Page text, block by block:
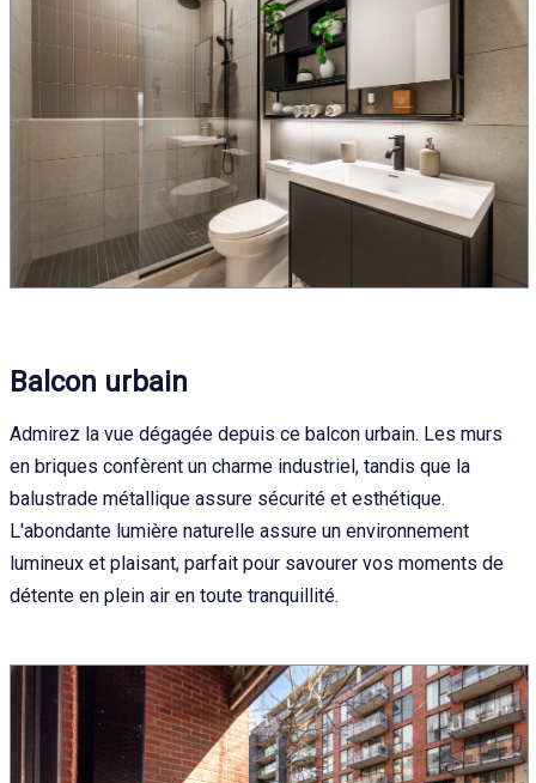
Balcon urbain
Admirez la vue dégagée depuis ce balcon urbain. Les murs
en briques confèrent un charme industriel, tandis que la
balustrade métallique assure sécurité et esthétique.
L'abondante lumière naturelle assure un environnement
lumineux et plaisant, parfait pour savourer vos moments de
détente en plein air en toute tranquillité.